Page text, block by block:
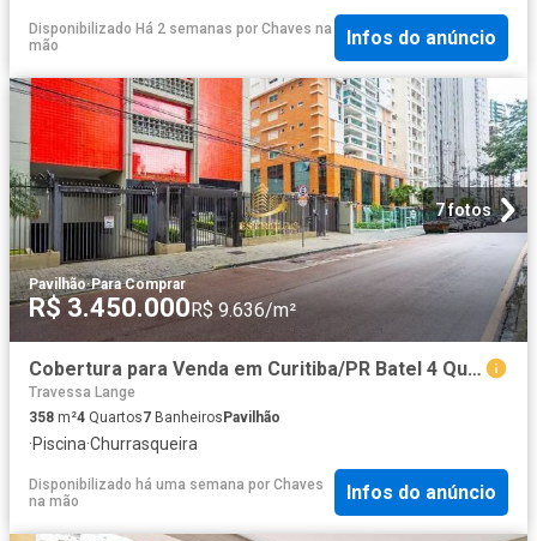
Disponibilizado Há 2 semanas por Chaves na
mão
Infos do anúncio
7 fotos
Pavilhão·Para Comprar
R$ 3.450.000R$ 9.636/m²
Cobertura para Venda em Curitiba/PR Batel 4 Quartos
Travessa Lange
358 m²4 Quartos7 Banheiros Pavilhão
·Piscina·Churrasqueira
Disponibilizado há uma semana por Chaves
na mão
Infos do anúncio